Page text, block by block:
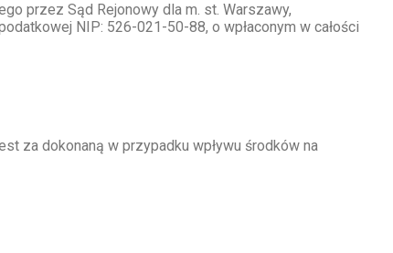
przez Sąd Rejonowy dla m. st. Warszawy,
NIP: 526-021-50-88, o wpłaconym w całości
za dokonaną w przypadku wpływu środków na